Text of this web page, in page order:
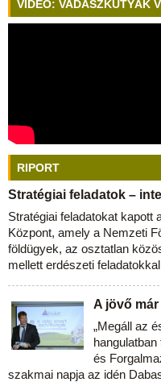
VIDEÓ: VADÁSZKUTYÁK
RIPORT
Stratégiai feladatok –
Stratégiai feladatokat kapott
Központ, amely a Nemzeti
földügyek, az osztatlan
mellett erdészeti
A jövő
„Megáll az
és
szakmai napja az idén